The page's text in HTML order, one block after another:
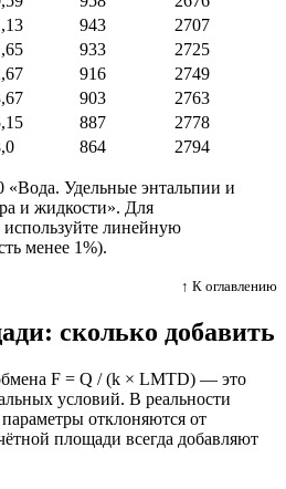
943
2707
933
2725
916
2749
903
2763
887
2778
864 2794
Удельные энтальпии и
и жидкости». Для
линейную
менее 1%).
↑ К оглавлению
сколько добавить
F = Q / (k × LMTD) — это
условий. В реальности
параметры отклоняются от
площади всегда добавляют